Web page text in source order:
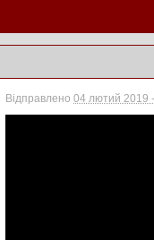
Відправлено04 лютий 2019